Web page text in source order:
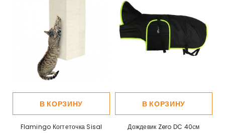
В КОРЗИНУ
Flamingo Когтеточка Sisal
В КОРЗИНУ
Дождевик Zero DC 40см